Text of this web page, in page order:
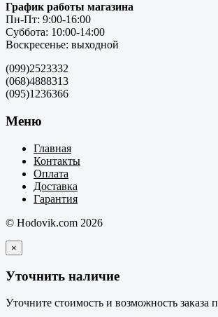
График работы магазина
Пн-Пт: 9:00-16:00
Суббота: 10:00-14:00
Воскресенье: выходной
(099)2523332
(068)4888313
(095)1236366
Меню
Главная
Контакты
Оплата
Доставка
Гарантия
© Hodovik.com 2026
×
Уточнить наличие
Уточните стоимость и возможность заказа